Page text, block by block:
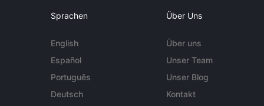
Sprachen
English
Español
Português
Deutsch
Über Uns
Über uns
Unser Team
Unser Blog
Kontakt